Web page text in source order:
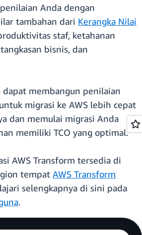
Anda dengan
tambahan dari Kerangka Nilai
staf, ketahanan
bisnis, dan
dapat membangun penilaian
migrasi ke AWS lebih cepat
dan memulai migrasi Anda
memiliki TCO yang optimal.
AWS Transform tersedia di
tempat AWS Transform
selengkapnya di sini pada
.